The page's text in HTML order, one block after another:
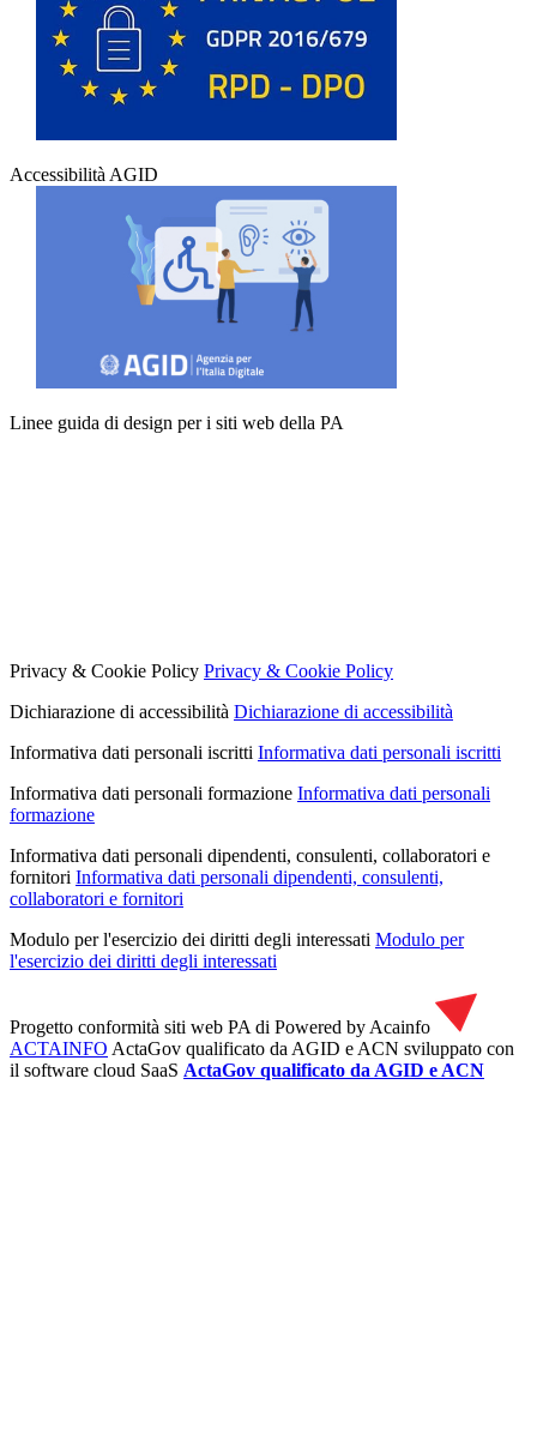
Accessibilità AGID
Linee guida di design per i siti web della PA
Privacy & Cookie Policy Privacy & Cookie Policy
Dichiarazione di accessibilità Dichiarazione di accessibilità
Informativa dati personali iscritti Informativa dati personali iscritti
Informativa dati personali formazione Informativa dati personali
formazione
Informativa dati personali dipendenti, consulenti, collaboratori e
fornitori Informativa dati personali dipendenti, consulenti,
collaboratori e fornitori
Modulo per l'esercizio dei diritti degli interessati Modulo per
l'esercizio dei diritti degli interessati
Progetto conformità siti web PA di Powered by Acainfo
ACTAINFO ActaGov qualificato da AGID e ACN sviluppato con
il software cloud SaaS ActaGov qualificato da AGID e ACN